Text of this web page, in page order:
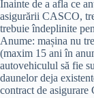
Înainte de a afla ce
asigurării CASCO,
trebuie îndeplinite
Anume: mașina nu
(maxim 15 ani în
autovehiculul să fie
daunelor deja
contract de asigurare